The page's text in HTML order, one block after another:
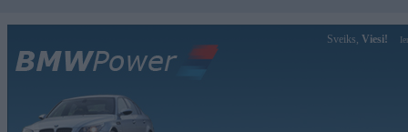
Sveiks, Viesi!